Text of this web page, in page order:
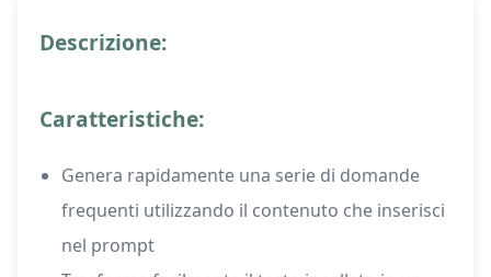
Descrizione:
Caratteristiche:
Genera rapidamente una serie di domande
frequenti utilizzando il contenuto che inserisci
nel prompt